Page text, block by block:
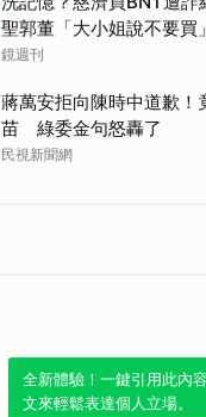
聖郭董「大小姐說不要買
事
鏡週刊
蔣萬安拒向陳時中道歉！
苗 綠委金句怒轟了
民視新聞網
全新體驗！一鍵引用此內
文來輕鬆表達個人立場。